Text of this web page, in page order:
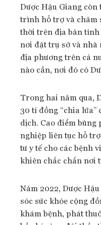
Dược Hậu Giang
trình hỗ trợ và chăm
thời trên địa bàn tỉnh
nơi đặt trụ sở và nhà
địa phương trên cả
nào cần, nơi đó có
Trong hai năm qua,
30 tỉ đồng “chia lửa”
dịch. Cao điểm bùng
nghiệp liên tục hỗ
tư y tế cho các bệnh
khiên chắc chắn nơi
Năm 2022, Dược
sóc sức khỏe cộng
khám bệnh, phát